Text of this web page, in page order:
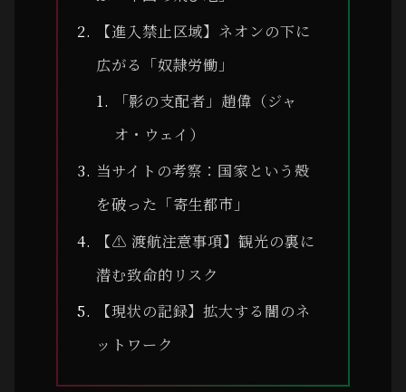
【進入禁止区域】ネオンの下に
広がる「奴隷労働」
「影の支配者」趙偉（ジャ
オ・ウェイ）
当サイトの考察：国家という殻
を破った「寄生都市」
【⚠ 渡航注意事項】観光の裏に
潜む致命的リスク
【現状の記録】拡大する闇のネ
ットワーク